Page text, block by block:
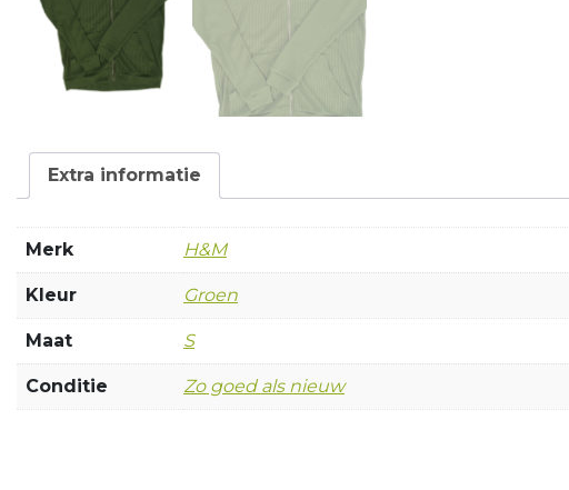
Extra informatie
Merk H&M
Kleur Groen
Maat S
Conditie Zo goed als nieuw